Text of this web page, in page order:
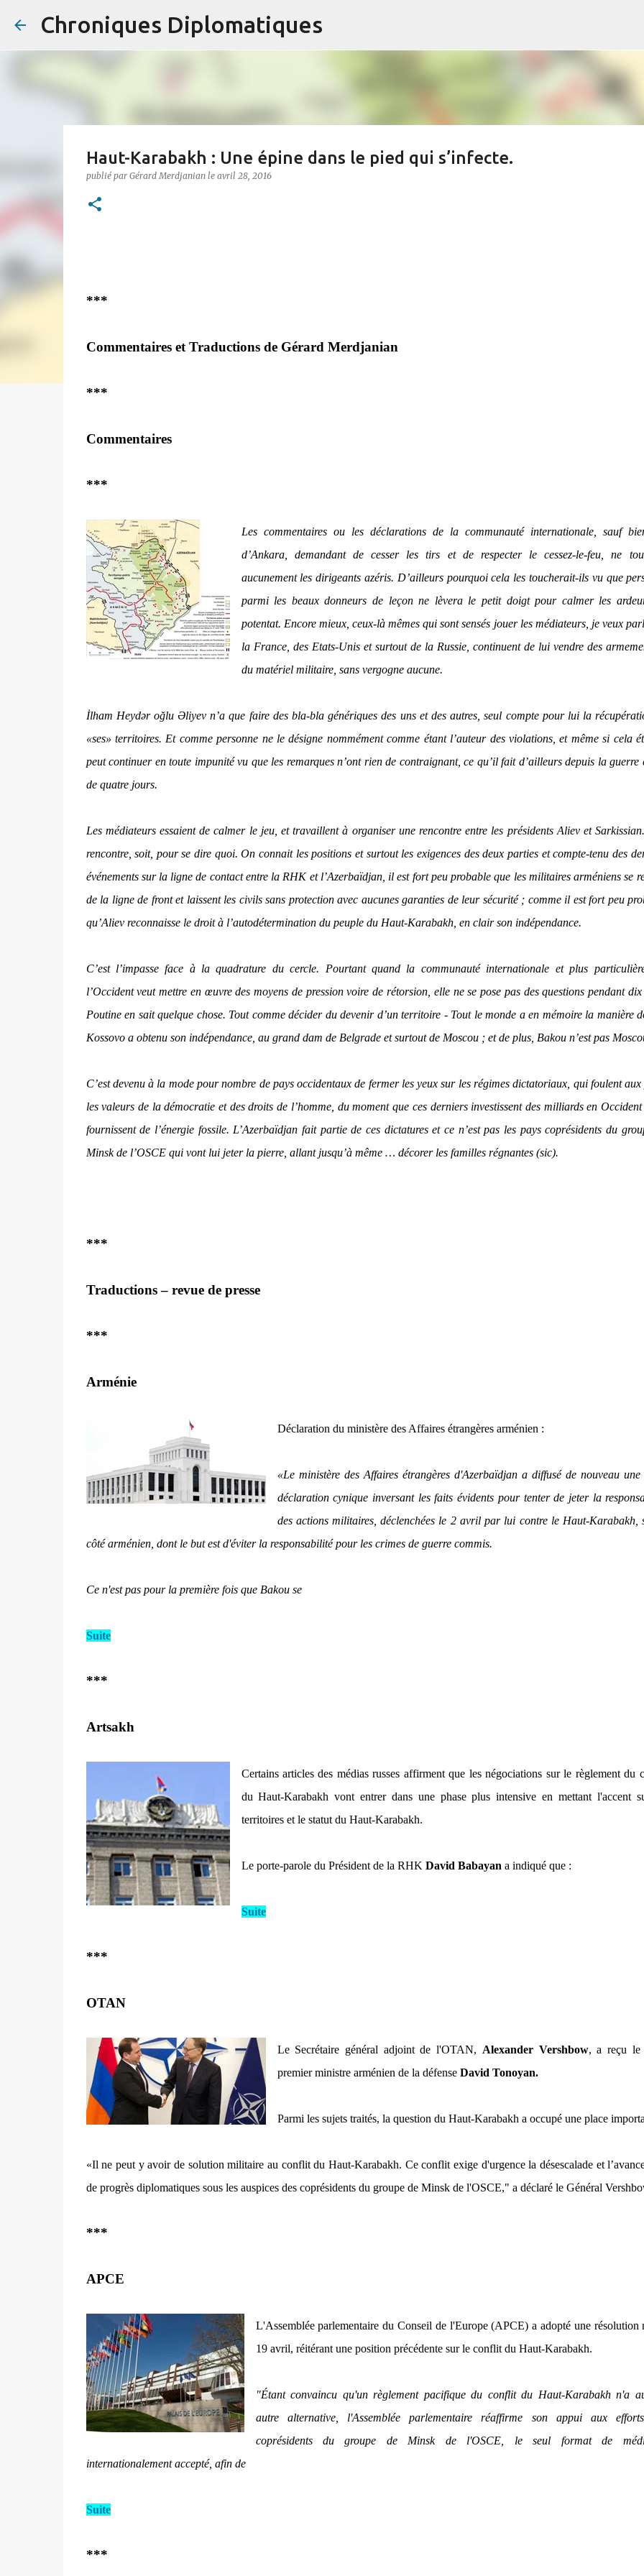
Chroniques Diplomatiques
Haut-Karabakh : Une épine dans le pied qui s’infecte.
publié par Gérard Merdjanian le avril 28, 2016
***
Commentaires et Traductions de Gérard Merdjanian
***
Commentaires
***
Les commentaires ou les déclarations de la communauté internationale, sauf
d’Ankara, demandant de cesser les tirs et de respecter le cessez-le-feu, ne
aucunement les dirigeants azéris. D’ailleurs pourquoi cela les toucherait-ils vu que
parmi les beaux donneurs de leçon ne lèvera le petit doigt pour calmer les
potentat. Encore mieux, ceux-là mêmes qui sont sensés jouer les médiateurs, je veux
la France, des Etats-Unis et surtout de la Russie, continuent de lui vendre des
du matériel militaire, sans vergogne aucune.
İlham Heydər oğlu Əliyev n’a que faire des bla-bla génériques des uns et des autres, seul compte pour lui la
«ses» territoires. Et comme personne ne le désigne nommément comme étant l’auteur des violations, et même si cela
peut continuer en toute impunité vu que les remarques n’ont rien de contraignant, ce qu’il fait d’ailleurs depuis la guerre
de quatre jours.
Les médiateurs essaient de calmer le jeu, et travaillent à organiser une rencontre entre les présidents Aliev et
rencontre, soit, pour se dire quoi. On connait les positions et surtout les exigences des deux parties et compte-tenu des
événements sur la ligne de contact entre la RHK et l’Azerbaïdjan, il est fort peu probable que les militaires arméniens se
de la ligne de front et laissent les civils sans protection avec aucunes garanties de leur sécurité ; comme il est fort peu
qu’Aliev reconnaisse le droit à l’autodétermination du peuple du Haut-Karabakh, en clair son indépendance.
C’est l’impasse face à la quadrature du cercle. Pourtant quand la communauté internationale et plus
l’Occident veut mettre en œuvre des moyens de pression voire de rétorsion, elle ne se pose pas des questions pendant
Poutine en sait quelque chose. Tout comme décider du devenir d’un territoire - Tout le monde a en mémoire la manière
Kossovo a obtenu son indépendance, au grand dam de Belgrade et surtout de Moscou ; et de plus, Bakou n’est pas
C’est devenu à la mode pour nombre de pays occidentaux de fermer les yeux sur les régimes dictatoriaux, qui foulent aux
les valeurs de la démocratie et des droits de l’homme, du moment que ces derniers investissent des milliards en
fournissent de l’énergie fossile. L’Azerbaïdjan fait partie de ces dictatures et ce n’est pas les pays coprésidents du
Minsk de l’OSCE qui vont lui jeter la pierre, allant jusqu’à même … décorer les familles régnantes (sic).
***
Traductions – revue de presse
***
Arménie
Déclaration du ministère des Affaires étrangères arménien :
«Le ministère des Affaires étrangères d'Azerbaïdjan a diffusé de nouveau une
déclaration cynique inversant les faits évidents pour tenter de jeter la
des actions militaires, déclenchées le 2 avril par lui contre le Haut-Karabakh,
côté arménien, dont le but est d'éviter la responsabilité pour les crimes de guerre commis.
Ce n'est pas pour la première fois que Bakou se
Suite
***
Artsakh
Certains articles des médias russes affirment que les négociations sur le règlement du
du Haut-Karabakh vont entrer dans une phase plus intensive en mettant l'accent
territoires et le statut du Haut-Karabakh.
Le porte-parole du Président de la RHK David Babayan a indiqué que :
Suite
***
OTAN
Le Secrétaire général adjoint de l'OTAN, Alexander Vershbow, a reçu le
premier ministre arménien de la défense David Tonoyan.
Parmi les sujets traités, la question du Haut-Karabakh a occupé une place
«Il ne peut y avoir de solution militaire au conflit du Haut-Karabakh. Ce conflit exige d'urgence la désescalade et
de progrès diplomatiques sous les auspices des coprésidents du groupe de Minsk de l'OSCE," a déclaré le Général
***
APCE
L'Assemblée parlementaire du Conseil de l'Europe (APCE) a adopté une résolution
19 avril, réitérant une position précédente sur le conflit du Haut-Karabakh.
"Étant convaincu qu'un règlement pacifique du conflit du Haut-Karabakh n'a
autre alternative, l'Assemblée parlementaire réaffirme son appui aux
coprésidents du groupe de Minsk de l'OSCE, le seul format de
internationalement accepté, afin de
Suite
***